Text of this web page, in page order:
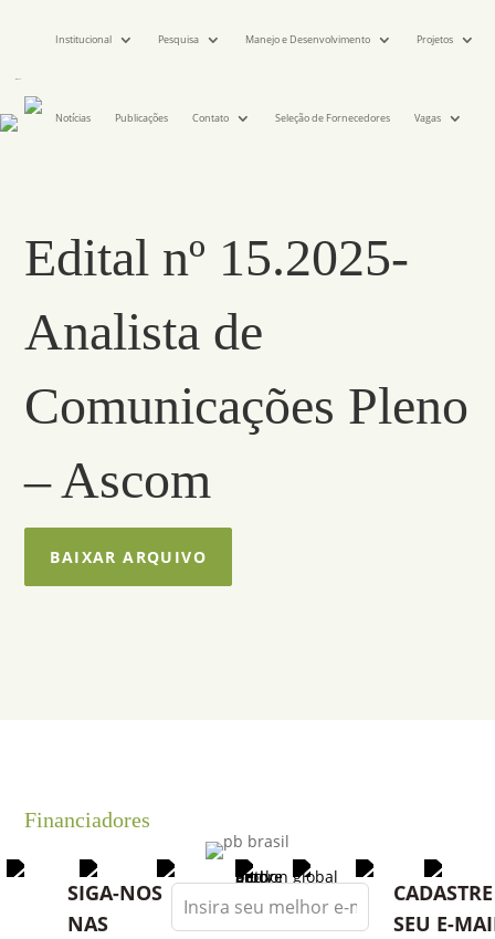
Institucional Pesquisa Manejo e Desenvolvimento Projetos
Notícias Publicações Contato Seleção de Fornecedores Vagas
Edital nº 15.2025-
Analista de
Comunicações Pleno
– Ascom
BAIXAR ARQUIVO
Financiadores
SIGA-NOS
NAS
Leave
this
CADASTRE
SEU E-